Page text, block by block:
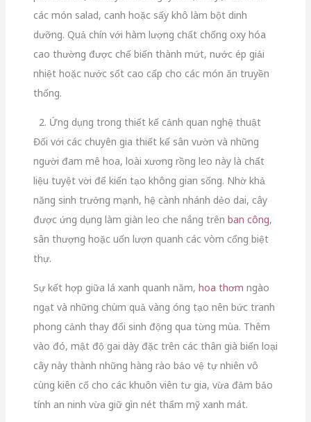
các món salad, canh hoặc sấy khô làm bột dinh
dưỡng. Quả chín với hàm lượng chất chống oxy hóa
cao thường được chế biến thành mứt, nước ép giải
nhiệt hoặc nước sốt cao cấp cho các món ăn truyền
thống.
2. Ứng dụng trong thiết kế cảnh quan nghệ thuật
Đối với các chuyên gia thiết kế sân vườn và những
người đam mê hoa, loài xương rồng leo này là chất
liệu tuyệt vời để kiến tạo không gian sống. Nhờ khả
năng sinh trưởng mạnh, hệ cành nhánh dẻo dai, cây
được ứng dụng làm giàn leo che nắng trên ban công,
sân thượng hoặc uốn lượn quanh các vòm cổng biệt
thự.
Sự kết hợp giữa lá xanh quanh năm, hoa thơm ngào
ngạt và những chùm quả vàng óng tạo nên bức tranh
phong cảnh thay đổi sinh động qua từng mùa. Thêm
vào đó, mật độ gai dày đặc trên các thân già biến loại
cây này thành những hàng rào bảo vệ tự nhiên vô
cùng kiên cố cho các khuôn viên tư gia, vừa đảm bảo
tính an ninh vừa giữ gìn nét thẩm mỹ xanh mát.